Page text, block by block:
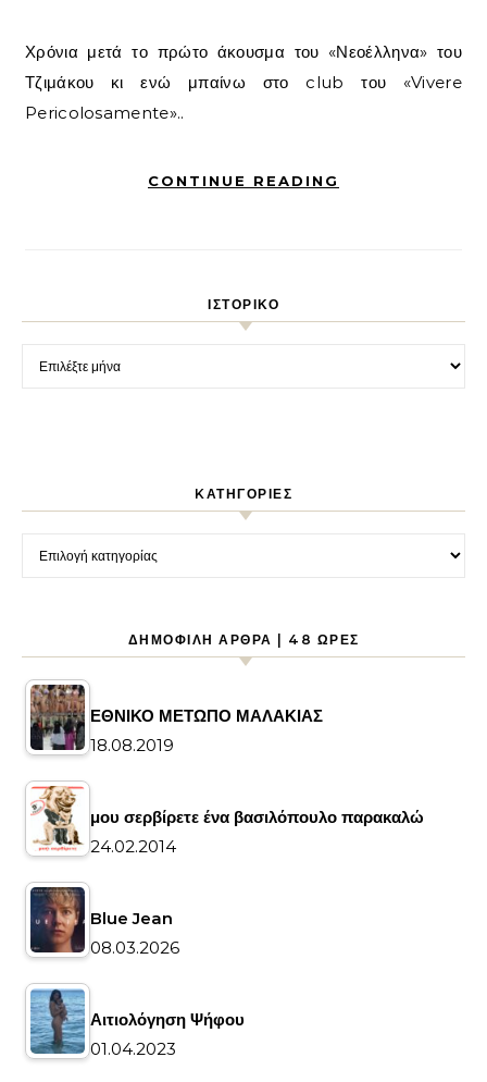
Χρόνια μετά το πρώτο άκουσμα του «Νεοέλληνα» του
Τζιμάκου κι ενώ μπαίνω στο club του «Vivere
Pericolosamente»..
CONTINUE READING
ΙΣΤΟΡΙΚΌ
Ιστορικό
KΑΤΗΓΟΡΊΕΣ
Kατηγορίες
ΔΗΜΟΦΙΛΉ ΆΡΘΡΑ | 48 ΏΡΕΣ
ΕΘΝΙΚΟ ΜΕΤΩΠΟ ΜΑΛΑΚΙΑΣ
18.08.2019
μου σερβίρετε ένα βασιλόπουλο παρακαλώ
24.02.2014
Blue Jean
08.03.2026
Αιτιολόγηση Ψήφου
01.04.2023